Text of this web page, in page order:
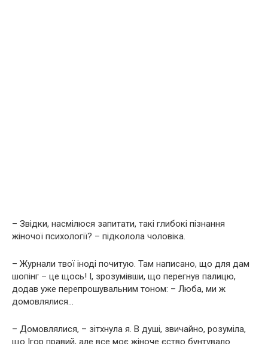
– Звідки, насмілюся запитати, такі глибокі пізнання
жіночої психології? – підколола чоловіка.
– Журнали твої іноді почитую. Там написано, що для дам
шопінг – це щось! І, зрозумівши, що перегнув палицю,
додав уже перепрошувальним тоном: – Люба, ми ж
домовлялися…
– Домовлялися, – зітхнула я. В душі, звичайно, розуміла,
що Ігор правий, але все моє жіноче єство бунтувало